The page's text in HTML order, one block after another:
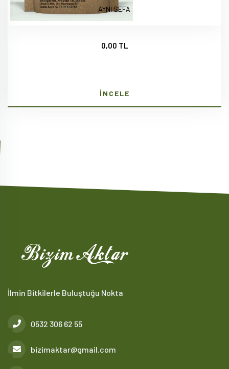
AYNI SEFA
0,00 TL
İNCELE
İlmin Bitkilerle Buluştuğu Nokta
0532 306 62 55
bizimaktar@gmail.com